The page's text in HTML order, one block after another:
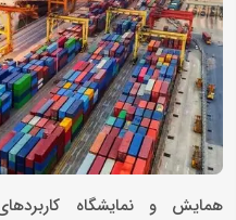
همایش و نمایشگاه